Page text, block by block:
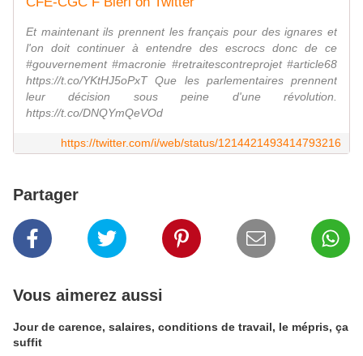
Et maintenant ils prennent les français pour des ignares et
l'on doit continuer à entendre des escrocs donc de ce
#gouvernement #macronie #retraitescontreprojet #article68
https://t.co/YKtHJ5oPxT Que les parlementaires prennent
leur décision sous peine d'une révolution.
https://t.co/DNQYmQeVOd
https://twitter.com/i/web/status/1214421493414793216
Partager
Vous aimerez aussi
Jour de carence, salaires, conditions de travail, le mépris, ça
suffit